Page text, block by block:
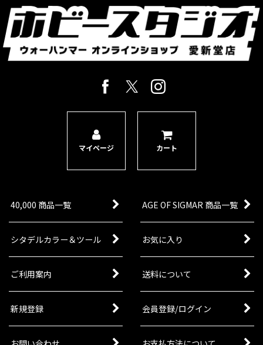
マイページ カート
40,000 商品一覧 AGE OF SIGMAR 商品一覧
シタデルカラー＆ツール お気に入り
ご利用案内 送料について
新規登録 会員登録/ログイン